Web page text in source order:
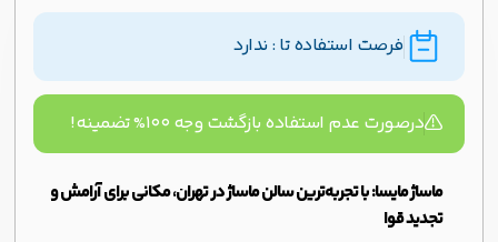
فرصت استفاده تا : ندارد
درصورت عدم استفاده بازگشت وجه ۱۰۰% تضمینه!
ماساژ مایسا: با تجربه‌ترین سالن ماساژ در تهران، مکانی برای آرامش و
تجدید قوا